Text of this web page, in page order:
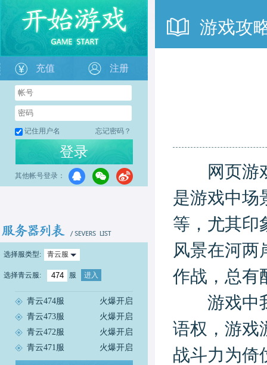
充值 注册
记住用户名 忘记密码？
登录
其他帐号登录：
选择服类型: 青云服
选择青云服: 服 进入
火爆开启
青云474服
火爆开启
青云473服
火爆开启
青云472服
火爆开启
青云471服
游戏攻
网页游
是游戏中场
等，尤其印
风景在河两
作战，总有
游戏中我
语权，游戏
战斗力为倚